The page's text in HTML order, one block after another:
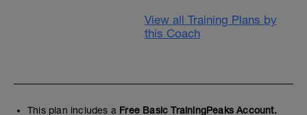
View all Training Plans by
this Coach
This plan includes a Free Basic TrainingPeaks Account.